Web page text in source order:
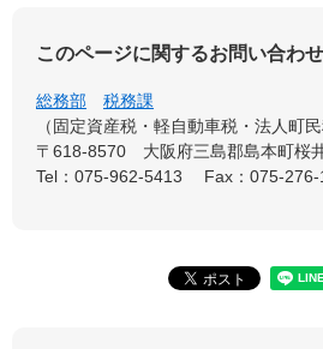
このページに関するお問い合わ
総務部
税務課
固定資産税・軽自動車税・法人町
〒618-8570
大阪府三島郡島本町桜
Tel：075-962-5413
Fax：075-276-